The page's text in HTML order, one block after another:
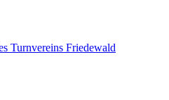
Turnvereins Friedewald